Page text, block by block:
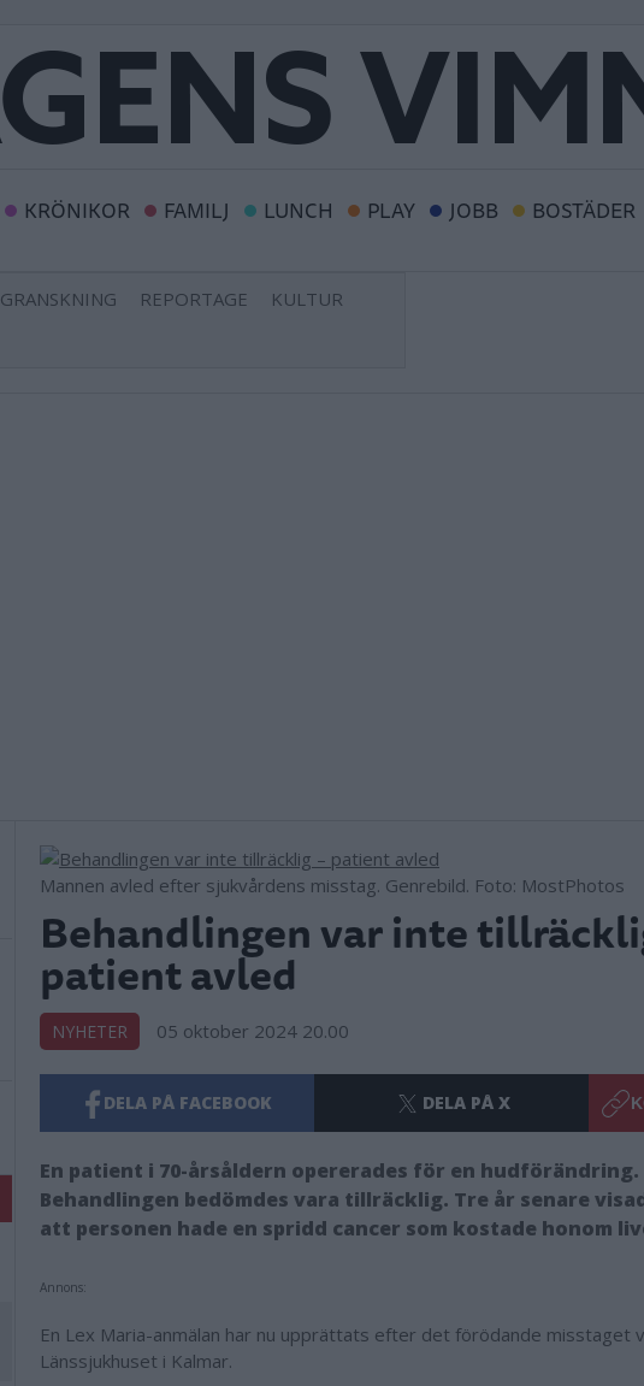
KRÖNIKOR FAMILJ LUNCH PLAY JOBB BOSTÄDER
GRANSKNING REPORTAGE
KULTUR
Mannen avled efter sjukvårdens misstag. Genrebild. Foto: MostPhotos
Behandlingen var inte
patient avled
NYHETER 05 oktober 2024 20.00
DELA PÅ FACEBOOK DELA PÅ X
En patient i 70-årsåldern opererades för en hudförändring.
Behandlingen bedömdes vara tillräcklig. Tre år senare
att personen hade en spridd cancer som kostade honom
Annons:
En Lex Maria-anmälan har nu upprättats efter det förödande misstaget
Länssjukhuset i Kalmar.